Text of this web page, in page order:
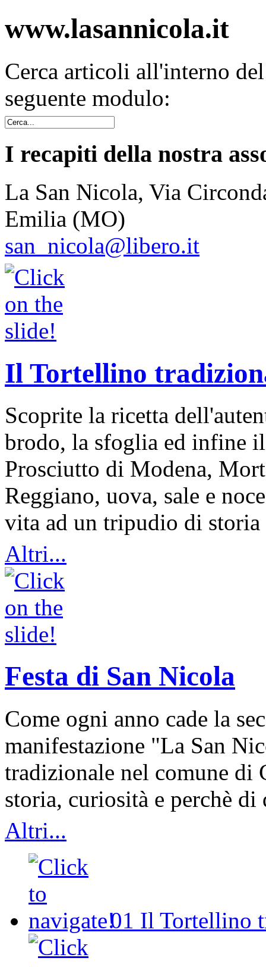
www.lasannicola.it
Cerca articoli all'interno
seguente modulo:
I recapiti della nostra
La San Nicola, Via
Emilia (MO)
san_nicola@libero.it
Il Tortellino
Scoprite la ricetta
brodo, la sfoglia ed infine
Prosciutto di Modena,
Reggiano, uova, sale e
vita ad un tripudio di storia
Altri...
Festa di San Nicola
Come ogni anno cade la
manifestazione "La San
tradizionale nel comune di
storia, curiosità e perchè
Altri...
01 Il Tortellino